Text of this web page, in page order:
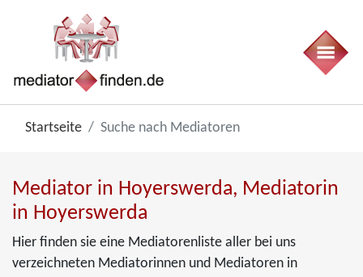
Startseite Suche nach Mediatoren
Mediator in Hoyerswerda, Mediatorin
in Hoyerswerda
Hier finden sie eine Mediatorenliste aller bei uns
verzeichneten Mediatorinnen und Mediatoren in